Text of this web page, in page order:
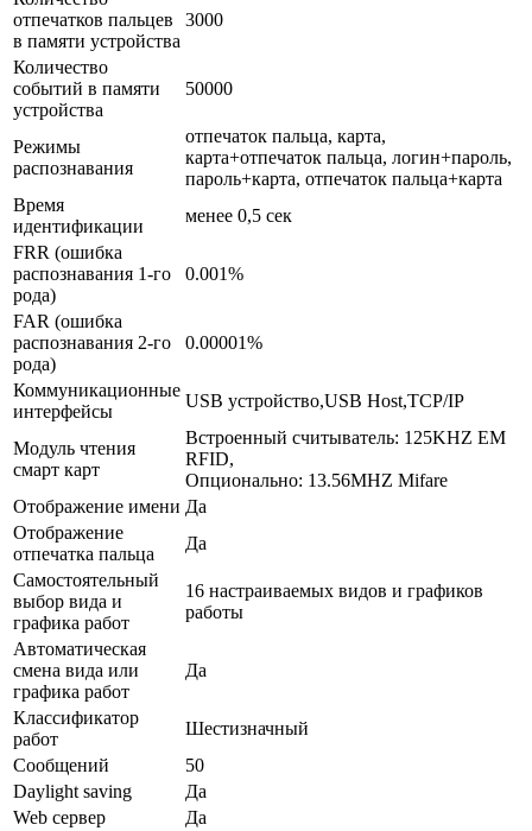
отпечатков пальцев
в памяти устройства
3000
Количество
событий в памяти
устройства
50000
Режимы
распознавания
отпечаток пальца, карта,
карта+отпечаток пальца, логин+пароль,
пароль+карта, отпечаток пальца+карта
Время
идентификации
менее 0,5 сек
FRR (ошибка
распознавания 1-го
рода)
0.001%
FAR (ошибка
распознавания 2-го
рода)
0.00001%
Коммуникационные
интерфейсы
USB устройство,USB Host,TCP/IP
Модуль чтения
смарт карт
Встроенный считыватель: 125KHZ EM
RFID,
Опционально: 13.56MHZ Mifare
Отображение имени Да
Отображение
отпечатка пальца
Да
Самостоятельный
выбор вида и
графика работ
16 настраиваемых видов и графиков
работы
Автоматическая
смена вида или
графика работ
Да
Классификатор
работ
Шестизначный
Сообщений
50
Daylight saving
Да
Web сервер
Да